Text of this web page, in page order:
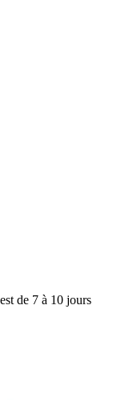
de 7 à 10 jours